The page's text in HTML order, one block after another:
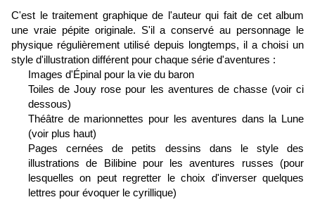
C'est le traitement graphique de l'auteur qui fait de cet album
une vraie pépite originale. S'il a conservé au personnage le
physique régulièrement utilisé depuis longtemps, il a choisi un
style d'illustration différent pour chaque série d'aventures :
Images d'Épinal pour la vie du baron
Toiles de Jouy rose pour les aventures de chasse (voir ci
dessous)
Théâtre de marionnettes pour les aventures dans la Lune
(voir plus haut)
Pages cernées de petits dessins dans le style des
illustrations de Bilibine pour les aventures russes (pour
lesquelles on peut regretter le choix d'inverser quelques
lettres pour évoquer le cyrillique)